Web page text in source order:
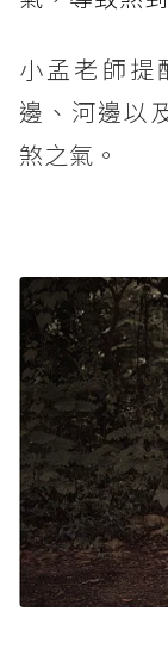
小孟老師提
邊、河邊以
煞之氣。